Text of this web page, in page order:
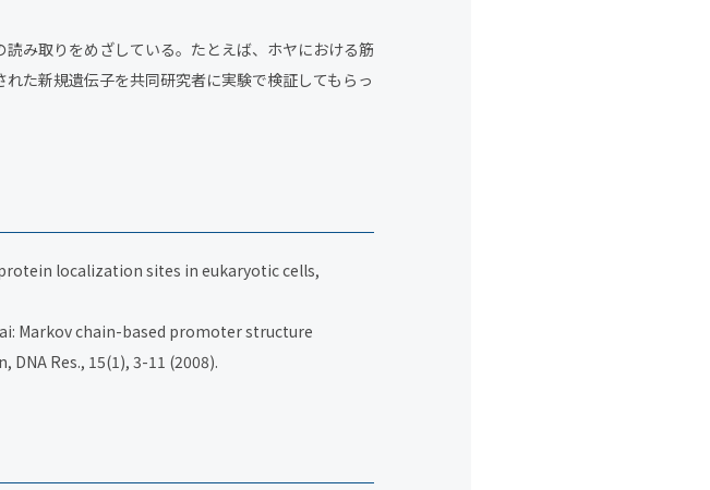
み取りをめざしている。たとえば、ホヤにおける筋
た新規遺伝子を共同研究者に実験で検証してもらっ
localization sites in eukaryotic cells,
Markov chain-based promoter structure
Res., 15(1), 3-11 (2008).